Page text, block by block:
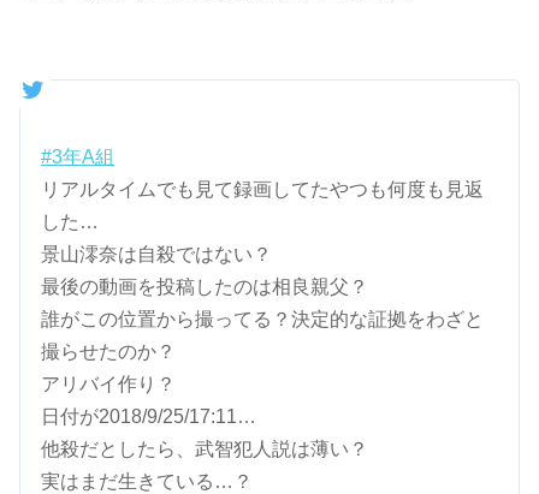
#3年A組
リアルタイムでも見て録画してたやつも何度も見返
した…
景山澪奈は自殺ではない？
最後の動画を投稿したのは相良親父？
誰がこの位置から撮ってる？決定的な証拠をわざと
撮らせたのか？
アリバイ作り？
日付が2018/9/25/17:11…
他殺だとしたら、武智犯人説は薄い？
実はまだ生きている…？